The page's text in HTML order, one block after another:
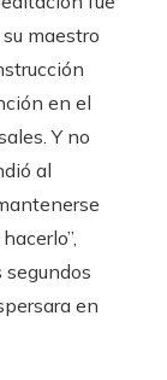
maestro
en el
Y no
al
segundos
en